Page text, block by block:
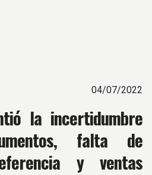
04/07/2022
la incertidumbre
falta de
y ventas